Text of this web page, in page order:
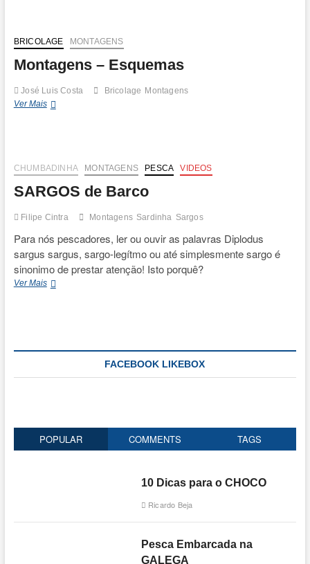
BRICOLAGE MONTAGENS
Montagens – Esquemas
José Luis Costa Bricolage Montagens
Ver MaisMontagens
CHUMBADINHA MONTAGENS PESCA VIDEOS
SARGOS de Barco
Filipe Cintra Montagens Sardinha Sargos
Para nós pescadores, ler ou ouvir as palavras Diplodus
sargus sargus, sargo-legítmo ou até simplesmente sargo é
sinonimo de prestar atenção! Isto porquê?
Ver MaisSARGOS
FACEBOOK LIKEBOX
POPULAR COMMENTS TAGS
10 Dicas para o CHOCO
Ricardo Beja
Pesca Embarcada na
GALEGA